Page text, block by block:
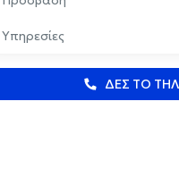
Υπηρεσίες
ΔΕΣ ΤΟ